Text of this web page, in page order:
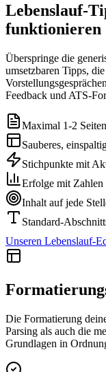
Lebenslauf-
funktionieren
Überspringe die
umsetzbaren Tipps,
Feedback und ATS-
Maximal 1-2 Seiten
Sauberes,
Stichpunkte mit
Erfolge mit Zahlen
Inhalt auf jede
Standard-
Unseren Lebenslauf-
Die Formatierung
Parsing als auch die
Grundlagen in